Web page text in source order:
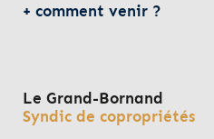
comment venir ?
Le Grand-Bornand
Syndic de copropriétés